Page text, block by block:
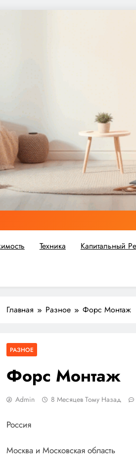
или крупное
Техника Капитальный
Главная Разное Форс Монтаж
РАЗНОЕ
Форс Монтаж
Admin 8 Месяцев Тому Назад
Россия
Москва и Московская область